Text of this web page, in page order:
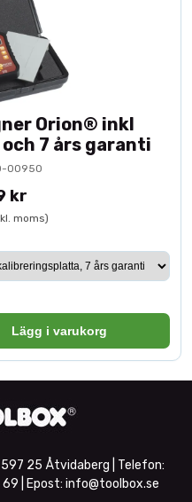
Orion® inkl
7 års garanti
00950
kr
moms)
Lägg i varukorg
25 Åtvidaberg | Telefon:
| Epost: info@toolbox.se